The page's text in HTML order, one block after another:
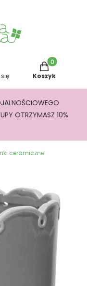
Produkty w
Koszyk
OTRZYMASZ 10%
ceramiczne